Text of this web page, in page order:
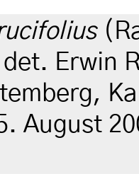
Erwin
August